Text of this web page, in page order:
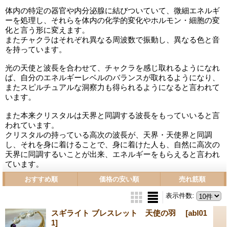
体内の特定の器官や内分泌腺に結びついていて、微細エネルギ
ーを処理し、それらを体内の化学的変化やホルモン・細胞の変
化と言う形に変えます。
またチャクラはそれぞれ異なる周波数で振動し、異なる色と音
を持っています。
光の天使と波長を合わせて、チャクラを感じ取れるようになれ
ば、自分のエネルギーレベルのバランスが取れるようになり、
またスピルチュアルな洞察力も得られるようになると言われて
います。
また本来クリスタルは天界と同調する波長をもっていいると言
われています。
クリスタルの持っている高次の波長が、天界・天使界と同調
し、それを身に着けることで、身に着けた人も、自然に高次の
天界に同調するいことが出来、エネルギーをもらえると言われ
ています。
おすすめ順 価格の安い順 売れ筋順
表示件数:
スギライト ブレスレット 天使の羽 [abl01
1]